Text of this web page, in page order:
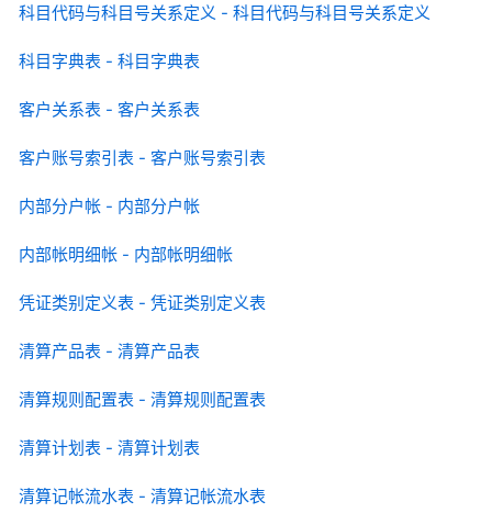
科目代码与科目号关系定义 - 科目代码与科目号关系定义
科目字典表 - 科目字典表
客户关系表 - 客户关系表
客户账号索引表 - 客户账号索引表
内部分户帐 - 内部分户帐
内部帐明细帐 - 内部帐明细帐
凭证类别定义表 - 凭证类别定义表
清算产品表 - 清算产品表
清算规则配置表 - 清算规则配置表
清算计划表 - 清算计划表
清算记帐流水表 - 清算记帐流水表